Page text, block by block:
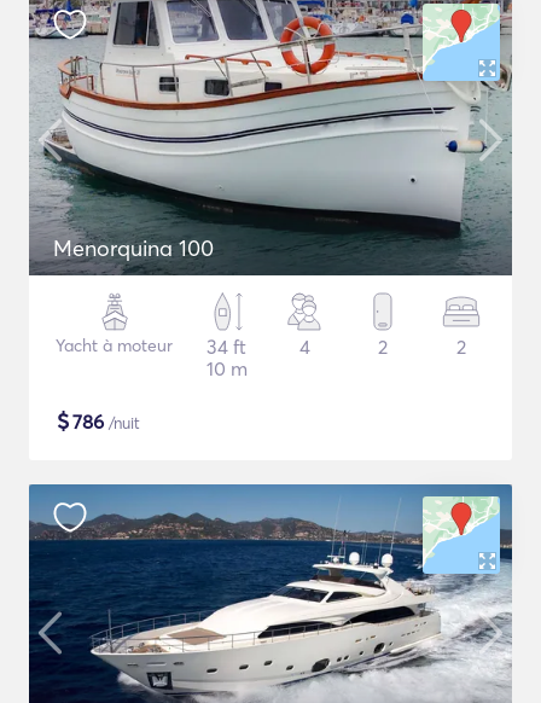
Menorquina 100
Yacht à moteur
34 ft
10 m
4 2 2
$786 /nuit